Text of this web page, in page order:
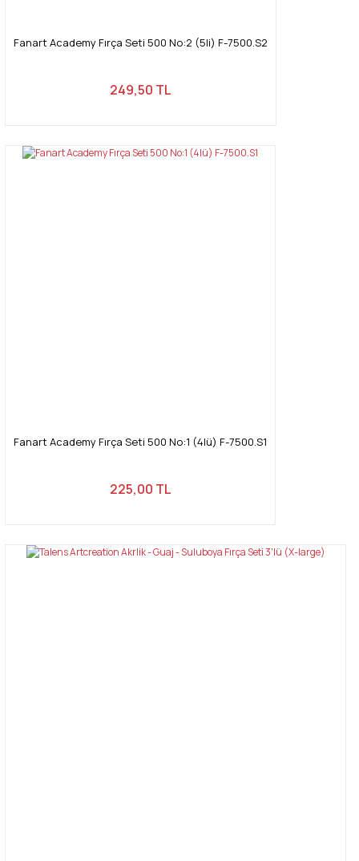
Fanart Academy Fırça Seti 500 No:2 (5li) F-7500.S2
249,50 TL
Fanart Academy Fırça Seti 500 No:1 (4lü) F-7500.S1
225,00 TL